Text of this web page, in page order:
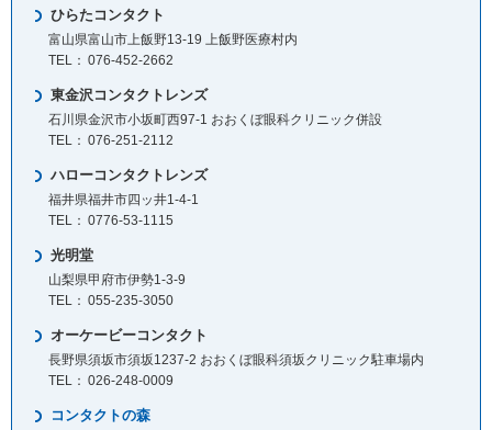
ひらたコンタクト
富山県富山市上飯野13-19 上飯野医療村内
076-452-2662
東金沢コンタクトレンズ
石川県金沢市小坂町西97-1 おおくぼ眼科クリニック併設
076-251-2112
ハローコンタクトレンズ
福井県福井市四ッ井1-4-1
0776-53-1115
光明堂
山梨県甲府市伊勢1-3-9
055-235-3050
オーケービーコンタクト
長野県須坂市須坂1237-2 おおくぼ眼科須坂クリニック駐車場内
026-248-0009
コンタクトの森